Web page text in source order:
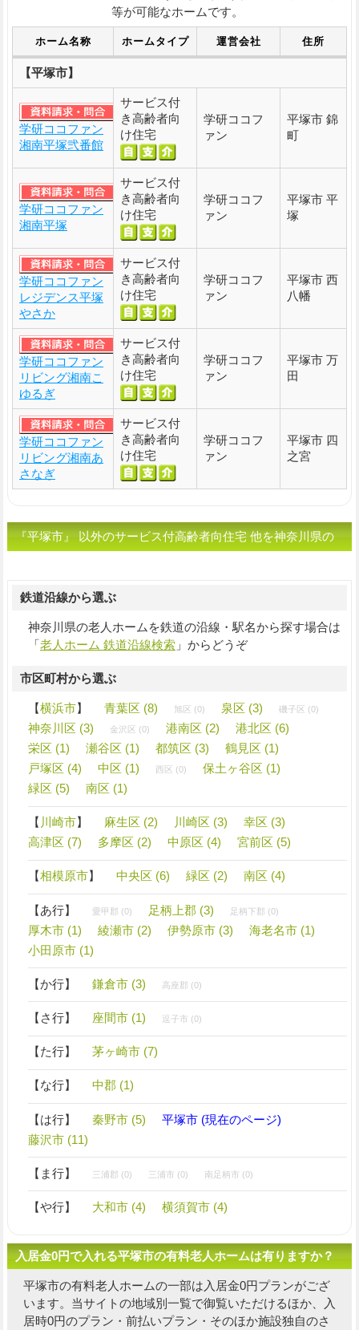
等が可能なホームです。
ホーム名称 ホームタイプ 運営会社 住所
【平塚市】
学研ココファン
湘南平塚弐番館
サービス付
き高齢者向
け住宅
学研ココフ
ァン
平塚市 錦
町
学研ココファン
湘南平塚
サービス付
き高齢者向
け住宅
学研ココフ
ァン
平塚市 平
塚
学研ココファン
レジデンス平塚
やさか
サービス付
き高齢者向
け住宅
学研ココフ
ァン
平塚市 西
八幡
学研ココファン
リビング湘南こ
ゆるぎ
サービス付
き高齢者向
け住宅
学研ココフ
ァン
平塚市 万
田
学研ココファン
リビング湘南あ
さなぎ
サービス付
き高齢者向
け住宅
学研ココフ
ァン
平塚市 四
之宮
『平塚市』 以外のサービス付高齢者向住宅 他を神奈川県の
鉄道沿線から選ぶ
神奈川県の老人ホームを鉄道の沿線・駅名から探す場合は
「老人ホーム 鉄道沿線検索」からどうぞ
市区町村から選ぶ
【横浜市】 青葉区 (8) 旭区 (0) 泉区 (3) 磯子区 (0)
神奈川区 (3) 金沢区 (0) 港南区 (2)
港北区 (6)
栄区 (1)
瀬谷区 (1) 都筑区 (3)
鶴見区 (1)
戸塚区 (4)
中区 (1) 西区 (0)
保土ヶ谷区 (1)
緑区 (5)
南区 (1)
【 川崎市】 麻生区 (2) 川崎区 (3)
幸区 (3)
高津区 (7)
多摩区 (2) 中原区 (4) 宮前区 (5)
【相模原市】 中央区 (6) 緑区 (2) 南区 (4)
【あ行】 愛甲郡 (0) 足柄上郡 (3) 足柄下郡 (0)
厚木市 (1) 綾瀬市 (2) 伊勢原市 (3)
海老名市 (1)
小田原市 (1)
【か行】 鎌倉市 (3) 高座郡 (0)
【さ行】 座間市 (1) 逗子市 (0)
【た行】 茅ヶ崎市 (7)
【な行】 中郡 (1)
【は行】 秦野市 (5)
平塚市 (現在のページ)
藤沢市 (11)
【ま行】 三浦郡 (0) 三浦市 (0) 南足柄市 (0)
【や行】 大和市 (4) 横須賀市 (4)
入居金0円で入れる平塚市の有料老人ホームは有りますか？
平塚市の有料老人ホームの一部は入居金0円プランがござ
います。当サイトの地域別一覧で御覧いただけるほか、入
居時0円のプラン・前払いプラン・そのほか施設独自のさ